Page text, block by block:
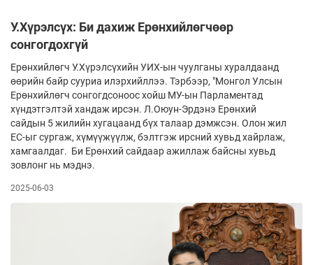
У.Хүрэлсүх: Би дахиж Ерөнхийлөгчөөр
сонгогдохгүй
Ерөнхийлөгч У.Хүрэлсүхийн УИХ-ын чуулганы хуралдаанд
өөрийн байр сууриа илэрхийллээ. Тэрбээр, "Монгол Улсын
Ерөнхийлөгч сонгогдсоноос хойш МУ-ын Парламентад
хүндэтгэлтэй хандаж ирсэн. Л.Оюун-Эрдэнэ Ерөнхий
сайдын 5 жилийн хугацаанд бүх талаар дэмжсэн. Олон жил
ЕС-ыг сургаж, хүмүүжүүлж, бэлтгэж ирсний хувьд хайрлаж,
хамгаалдаг. Би Ерөнхий сайдаар ажиллаж байсны хувьд
зовлонг нь мэднэ.
2025-06-03